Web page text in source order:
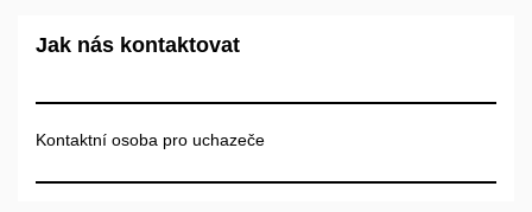
Jak nás kontaktovat
Kontaktní osoba pro uchazeče